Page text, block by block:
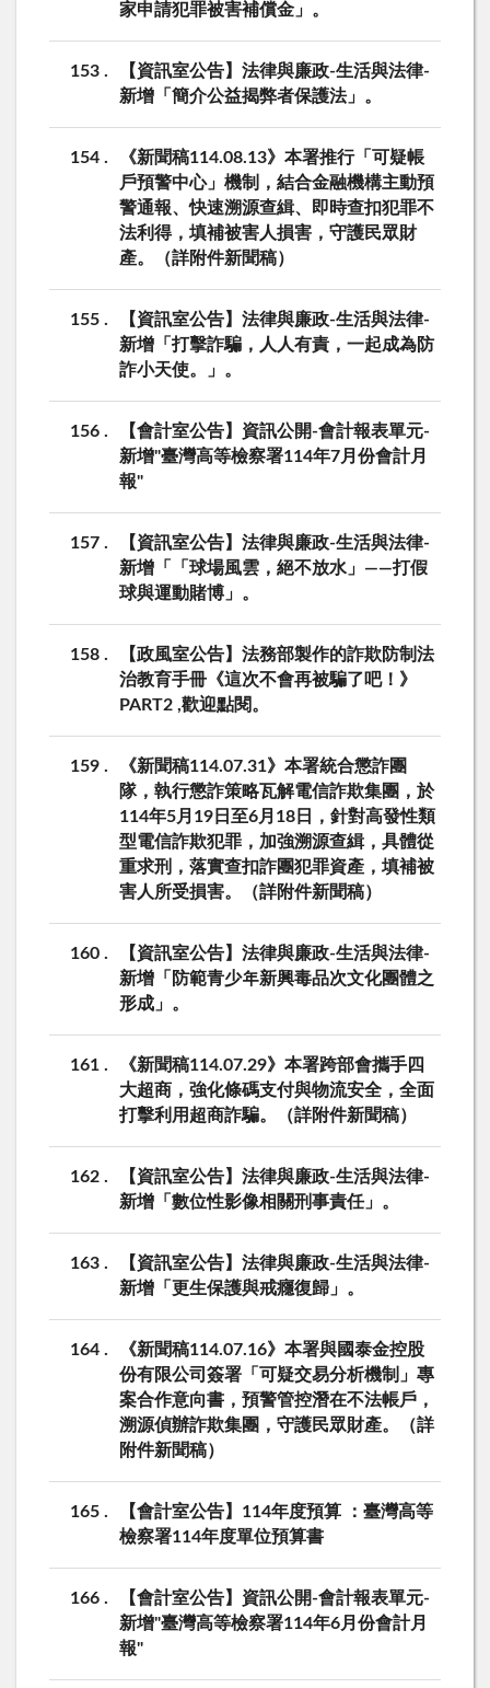
家申請犯罪被害補償金」。
153
【資訊室公告】法律與廉政-生活與法律-
新增「簡介公益揭弊者保護法」。
154
《新聞稿114.08.13》本署推行「可疑帳
戶預警中心」機制，結合金融機構主動預
警通報、快速溯源查緝、即時查扣犯罪不
法利得，填補被害人損害，守護民眾財
產。（詳附件新聞稿）
155
【資訊室公告】法律與廉政-生活與法律-
新增「打擊詐騙，人人有責，一起成為防
詐小天使。」。
156
【會計室公告】資訊公開-會計報表單元-
新增"臺灣高等檢察署114年7月份會計月
報"
157
【資訊室公告】法律與廉政-生活與法律-
新增「「球場風雲，絕不放水」——打假
球與運動賭博」。
158
【政風室公告】法務部製作的詐欺防制法
治教育手冊《這次不會再被騙了吧！》
PART2 ,歡迎點閱。
159
《新聞稿114.07.31》本署統合懲詐團
隊，執行懲詐策略瓦解電信詐欺集團，於
114年5月19日至6月18日，針對高發性類
型電信詐欺犯罪，加強溯源查緝，具體從
重求刑，落實查扣詐團犯罪資產，填補被
害人所受損害。（詳附件新聞稿）
160
【資訊室公告】法律與廉政-生活與法律-
新增「防範青少年新興毒品次文化團體之
形成」。
161
《新聞稿114.07.29》本署跨部會攜手四
大超商，強化條碼支付與物流安全，全面
打擊利用超商詐騙。（詳附件新聞稿）
162
【資訊室公告】法律與廉政-生活與法律-
新增「數位性影像相關刑事責任」。
163
【資訊室公告】法律與廉政-生活與法律-
新增「更生保護與戒癮復歸」。
164
《新聞稿114.07.16》本署與國泰金控股
份有限公司簽署「可疑交易分析機制」專
案合作意向書，預警管控潛在不法帳戶，
溯源偵辦詐欺集團，守護民眾財產。（詳
附件新聞稿）
165
【會計室公告】114年度預算 ：臺灣高等
檢察署114年度單位預算書
166
【會計室公告】資訊公開-會計報表單元-
新增"臺灣高等檢察署114年6月份會計月
報"